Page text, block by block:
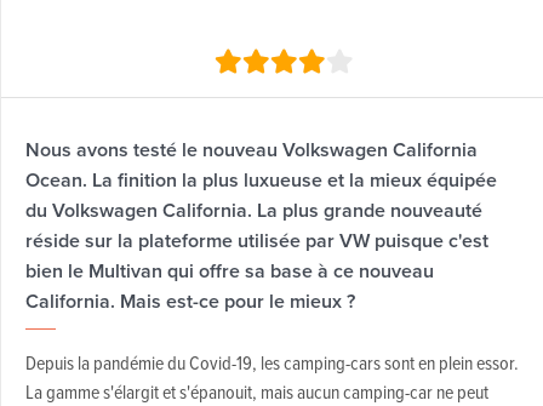
Nous avons testé le nouveau Volkswagen California
Ocean. La finition la plus luxueuse et la mieux équipée
du Volkswagen California. La plus grande nouveauté
réside sur la plateforme utilisée par VW puisque c'est
bien le Multivan qui offre sa base à ce nouveau
California. Mais est-ce pour le mieux ?
Depuis la pandémie du Covid-19, les camping-cars sont en plein essor.
La gamme s'élargit et s'épanouit, mais aucun camping-car ne peut